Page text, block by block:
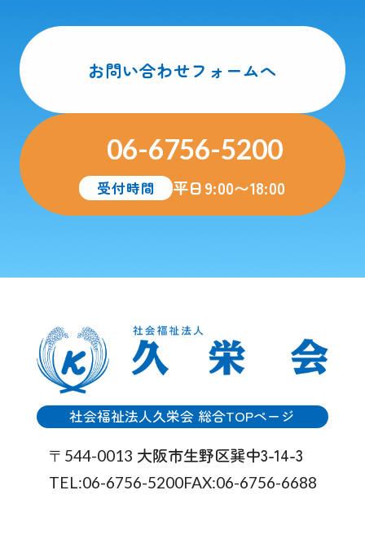
お問い合わせフォームへ
06-6756-5200
受付時間 平日9:00〜18:00
社会福祉法人久栄会 総合TOPページ
〒544-0013 大阪市生野区巽中3-14-3
TEL:06-6756-5200FAX:06-6756-6688